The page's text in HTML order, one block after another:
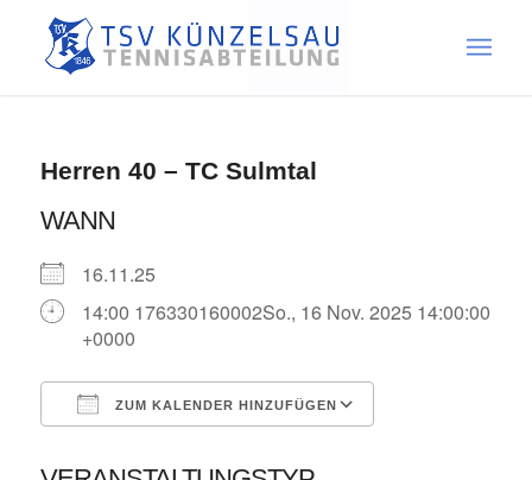
Herren 40 – TC Sulmtal
WANN
16.11.25
14:00 176330160002So., 16 Nov. 2025 14:00:00
+0000
ZUM KALENDER HINZUFÜGEN